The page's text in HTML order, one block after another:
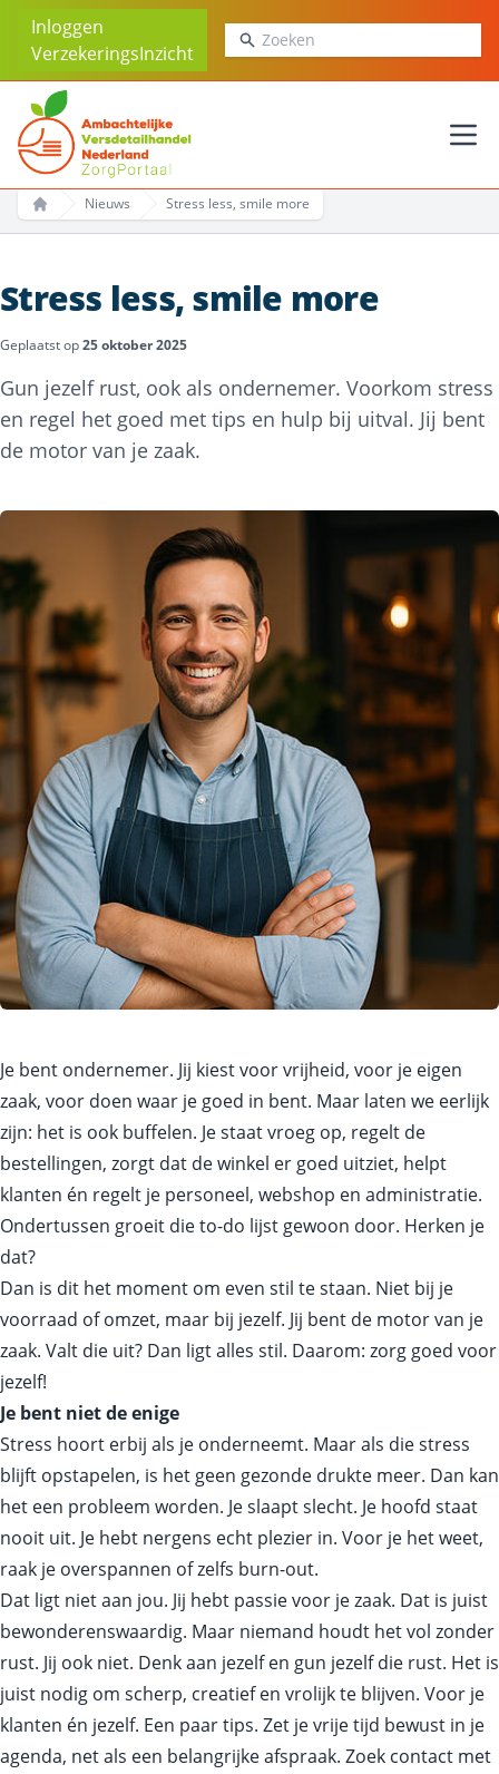
Inloggen
VerzekeringsInzicht
Zoeken
Home
Nieuws Stress less, smile more
Stress less, smile more
Geplaatst op25 oktober 2025
Gun jezelf rust, ook als ondernemer. Voorkom stress
en regel het goed met tips en hulp bij uitval. Jij bent
de motor van je zaak.
Je bent ondernemer. Jij kiest voor vrijheid, voor je eigen
zaak, voor doen waar je goed in bent. Maar laten we eerlijk
zijn: het is ook buffelen. Je staat vroeg op, regelt de
bestellingen, zorgt dat de winkel er goed uitziet, helpt
klanten én regelt je personeel, webshop en administratie.
Ondertussen groeit die to-do lijst gewoon door. Herken je
dat?
Dan is dit het moment om even stil te staan. Niet bij je
voorraad of omzet, maar bij jezelf. Jij bent de motor van je
zaak. Valt die uit? Dan ligt alles stil. Daarom: zorg goed voor
jezelf!
Je bent niet de enige
Stress hoort erbij als je onderneemt. Maar als die stress
blijft opstapelen, is het geen gezonde drukte meer. Dan kan
het een probleem worden. Je slaapt slecht. Je hoofd staat
nooit uit. Je hebt nergens echt plezier in. Voor je het weet,
raak je overspannen of zelfs burn-out.
Dat ligt niet aan jou. Jij hebt passie voor je zaak. Dat is juist
bewonderenswaardig. Maar niemand houdt het vol zonder
rust. Jij ook niet. Denk aan jezelf en gun jezelf die rust. Het is
juist nodig om scherp, creatief en vrolijk te blijven. Voor je
klanten én jezelf. Een paar tips. Zet je vrije tijd bewust in je
agenda, net als een belangrijke afspraak. Zoek contact met